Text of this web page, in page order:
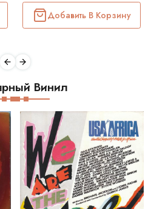
Добавить В Корзину
Винил